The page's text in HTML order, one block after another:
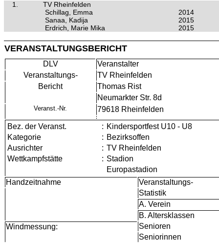
1.
TV Rheinfelden
Schillag, Emma
2014
Sanaa, Kadija
2015
Erdrich, Marie Mika
2015
VERANSTALTUNGSBERICHT
DLV
Veranstalter
Veranstaltungs-
TV Rheinfelden
Bericht
Thomas Rist
Neumarkter Str. 8d
Veranst.-Nr. 79618 Rheinfelden
Bez. der Veranst. : Kindersportfest U10 - U8
Kategorie
: Bezirksoffen
Ausrichter
: TV Rheinfelden
Wettkampfstätte
: Stadion
Europastadion
Handzeitnahme
Veranstaltungs-
Statistik
A. Verein
B. Altersklassen
Windmessung:
Senioren
Seniorinnen